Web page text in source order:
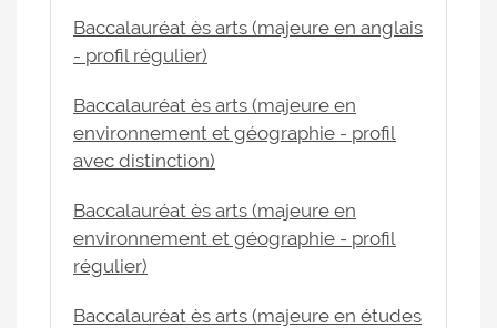
Baccalauréat ès arts (majeure en anglais
- profil régulier)
Baccalauréat ès arts (majeure en
environnement et géographie - profil
avec distinction)
Baccalauréat ès arts (majeure en
environnement et géographie - profil
régulier)
Baccalauréat ès arts (majeure en études